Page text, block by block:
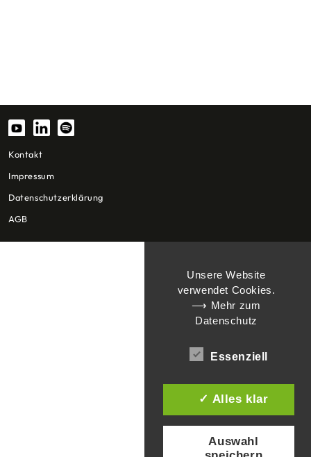
Kontakt
Impressum
Datenschutzerklärung
AGB
Unsere Website
verwendet Cookies.
⟶ Mehr zum
Datenschutz
Essenziell
✓ Alles klar
Auswahl